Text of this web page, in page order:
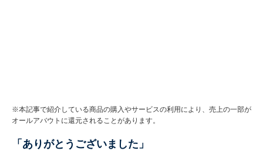
※本記事で紹介している商品の購入やサービスの利用により、売上の一部が
オールアバウトに還元されることがあります。
「ありがとうございました」